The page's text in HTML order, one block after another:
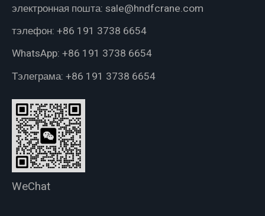
электронная пошта: sale@hndfcrane.com
тэлефон: +86 191 3738 6654
WhatsApp: +86 191 3738 6654
Тэлеграма: +86 191 3738 6654
WeChat